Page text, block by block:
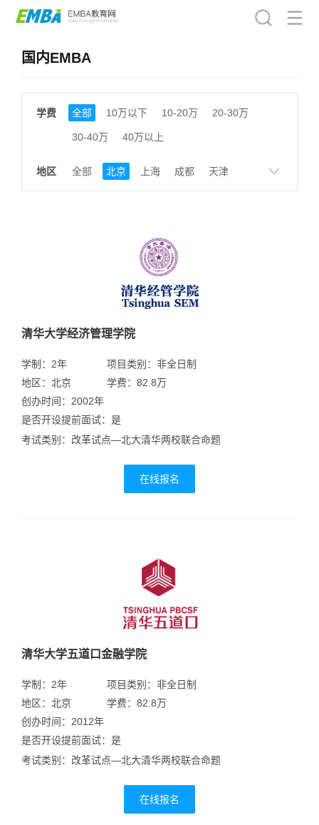
国内EMBA
学费 全部 10万以下 10-20万 20-30万
30-40万 40万以上
地区 全部 北京 上海 成都 天津
山东
广州
清华大学经济管理学院
学制：2年
地区：北京
项目类别：非全日制
学费：82.8万
创办时间：2002年
是否开设提前面试：是
考试类别：改革试点—北大清华两校联合命题
在线报名
清华大学五道口金融学院
学制：2年
地区：北京
项目类别：非全日制
学费：82.8万
创办时间：2012年
是否开设提前面试：是
考试类别：改革试点—北大清华两校联合命题
在线报名